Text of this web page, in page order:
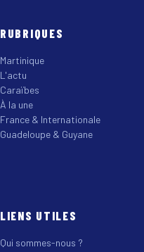
RUBRIQUES
Martinique
L'actu
Caraïbes
À la une
France & Internationale
Guadeloupe & Guyane
LIENS UTILES
Qui sommes-nous ?